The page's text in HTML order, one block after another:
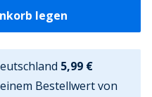
legen
5,99 €
Bestellwert von